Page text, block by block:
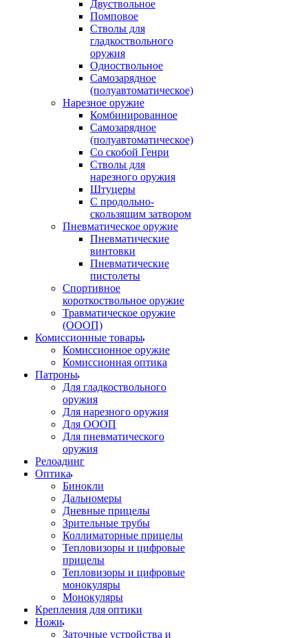
Двуствольное
Помповое
Стволы для
гладкоствольного
оружия
Одноствольное
Самозарядное
(полуавтоматическое)
Нарезное оружие
Комбинированное
Самозарядное
(полуавтоматическое)
Со скобой Генри
Стволы для
нарезного оружия
Штуцеры
С продольно-
скользящим затвором
Пневматическое оружие
Пневматические
винтовки
Пневматические
пистолеты
Спортивное
короткоствольное оружие
Травматическое оружие
(ОООП)
Комиссионные товары
Комиссионное оружие
Комиссионная оптика
Патроны
Для гладкоствольного
оружия
Для нарезного оружия
Для ОООП
Для пневматического
оружия
Релоадинг
Оптика
Бинокли
Дальномеры
Дневные прицелы
Зрительные трубы
Коллиматорные прицелы
Тепловизоры и цифровые
прицелы
Тепловизоры и цифровые
монокуляры
Монокуляры
Крепления для оптики
Ножи
Заточные устройства и